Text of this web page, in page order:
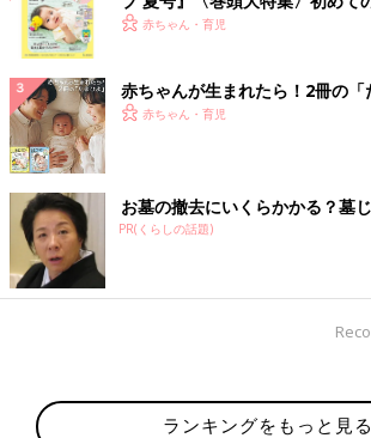
く！ おっぱい・ミルクの基本と
赤ちゃん・育児
赤ちゃんが生まれたら！2冊の「
赤ちゃん・育児
お墓の撤去にいくらかかる？墓
PR(くらしの話題)
ランキングをもっと見る